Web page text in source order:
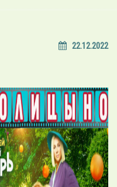
22.12.2022